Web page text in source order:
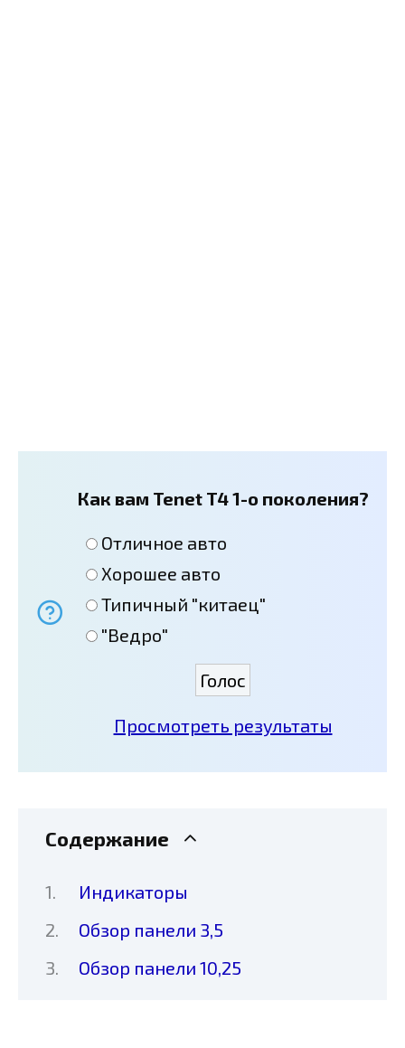
Как вам Tenet T4 1-о поколения?
Отличное авто
Хорошее авто
Типичный "китаец"
"Ведро"
Просмотреть результаты
Содержание
Индикаторы
Обзор панели 3,5
Обзор панели 10,25